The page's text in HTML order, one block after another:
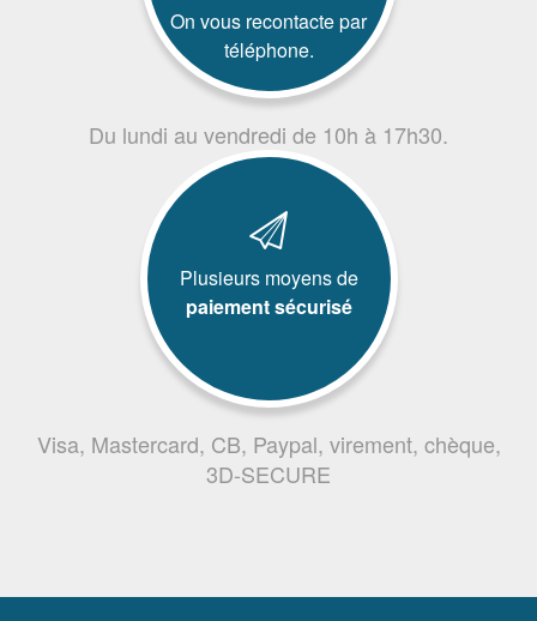
On vous recontacte par
téléphone.
Du lundi au vendredi de 10h à 17h30.
Plusieurs moyens de
paiement sécurisé
Visa, Mastercard, CB, Paypal, virement, chèque,
3D-SECURE